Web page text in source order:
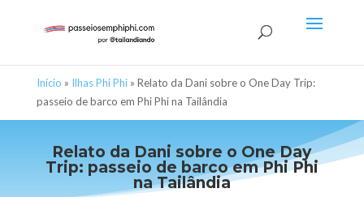
Início » Ilhas Phi Phi» Relato da Dani sobre o One Day Trip:
passeio de barco em Phi Phi na Tailândia
Relato da Dani sobre o One Day
Trip: passeio de barco em Phi Phi
na Tailândia